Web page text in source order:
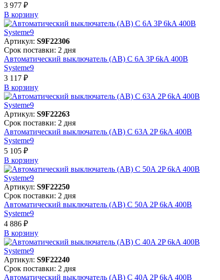
3 977 ₽
В корзинy
Артикул: S9F22306
Срок поставки: 2 дня
Автоматический выключатель (АВ) C 6A 3P 6kA 400В
Systeme9
3 117 ₽
В корзинy
Артикул: S9F22263
Срок поставки: 2 дня
Автоматический выключатель (АВ) C 63A 2P 6kA 400В
Systeme9
5 105 ₽
В корзинy
Артикул: S9F22250
Срок поставки: 2 дня
Автоматический выключатель (АВ) C 50A 2P 6kA 400В
Systeme9
4 886 ₽
В корзинy
Артикул: S9F22240
Срок поставки: 2 дня
Автоматический выключатель (АВ) C 40A 2P 6kA 400В